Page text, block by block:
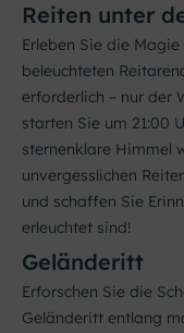
Reiten unter
Erleben Sie die
beleuchteten
erforderlich – nur der
starten Sie um 21:00
sternenklare Himmel
unvergesslichen
und schaffen Sie
erleuchtet sind!
Geländeritt
Erforschen Sie die
Geländeritt entlang